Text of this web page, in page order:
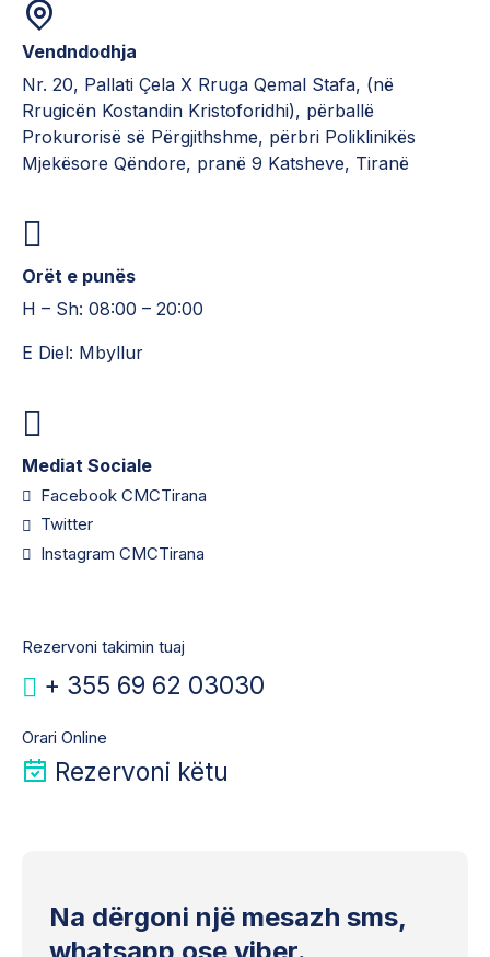
Vendndodhja
Nr. 20, Pallati Çela X Rruga Qemal Stafa, (në
Rrugicën Kostandin Kristoforidhi), përballë
Prokurorisë së Përgjithshme, përbri Poliklinikës
Mjekësore Qëndore, pranë 9 Katsheve, Tiranë
Orët e punës
H – Sh: 08:00 – 20:00
E Diel: Mbyllur
Mediat Sociale
Facebook CMCTirana
Twitter
Instagram CMCTirana
Rezervoni takimin tuaj
+ 355 69 62 03030
Orari Online
Rezervoni këtu
Na dërgoni një mesazh sms,